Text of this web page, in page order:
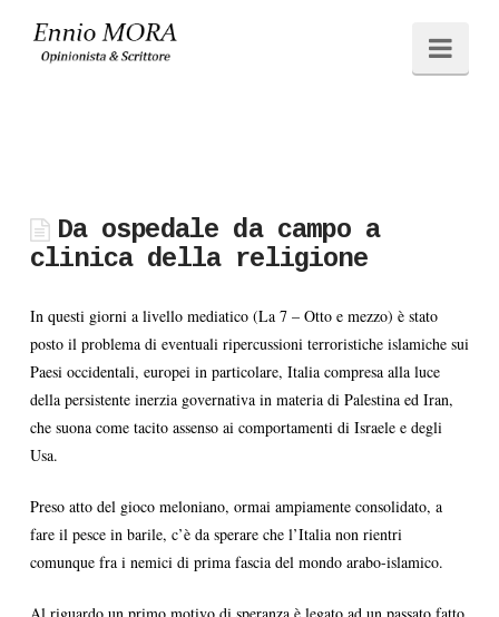
Ennio
Da ospedale da campo a
clinica della religione
In questi giorni a livello mediatico (La 7 – Otto e mezzo) è stato
posto il problema di eventuali ripercussioni terroristiche islamiche sui
Paesi occidentali, europei in particolare, Italia compresa alla luce
della persistente inerzia governativa in materia di Palestina ed Iran,
che suona come tacito assenso ai comportamenti di Israele e degli
Usa.
Preso atto del gioco meloniano, ormai ampiamente consolidato, a
fare il pesce in barile, c’è da sperare che l’Italia non rientri
comunque fra i nemici di prima fascia del mondo arabo-islamico.